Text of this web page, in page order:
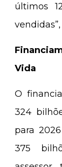
últimos
Vida
O
324
para
375